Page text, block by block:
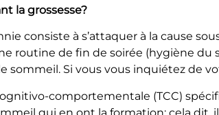
la grossesse?
consiste à s’attaquer à la cause
routine de fin de soirée (hygiène du
sommeil. Si vous vous inquiétez de
comportementale (TCC)
qui en ont la formation; cela dit,